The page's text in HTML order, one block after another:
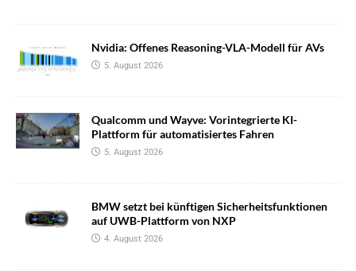
Nvidia: Offenes Reasoning-VLA-Modell für AVs
5. August 2026
Qualcomm und Wayve: Vorintegrierte KI-
Plattform für automatisiertes Fahren
5. August 2026
BMW setzt bei künftigen Sicherheitsfunktionen
auf UWB-Plattform von NXP
4. August 2026